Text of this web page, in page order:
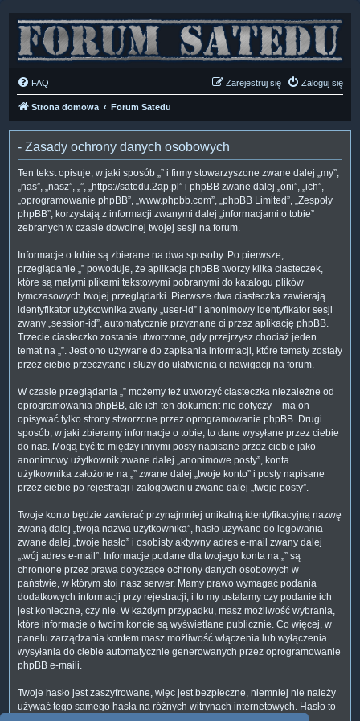
FAQ Zaloguj się
Zarejestruj się
Strona domowa Forum Satedu
- Zasady ochrony danych osobowych
Ten tekst opisuje, w jaki sposób „” i firmy stowarzyszone zwane dalej „my”,
„nas”, „nasz”, „”, „https://satedu.2ap.pl” i phpBB zwane dalej „oni”, „ich”,
„oprogramowanie phpBB”, „www.phpbb.com”, „phpBB Limited”, „Zespoły
phpBB”, korzystają z informacji zwanymi dalej „informacjami o tobie”
zebranych w czasie dowolnej twojej sesji na forum.
Informacje o tobie są zbierane na dwa sposoby. Po pierwsze,
przeglądanie „” powoduje, że aplikacja phpBB tworzy kilka ciasteczek,
które są małymi plikami tekstowymi pobranymi do katalogu plików
tymczasowych twojej przeglądarki. Pierwsze dwa ciasteczka zawierają
identyfikator użytkownika zwany „user-id” i anonimowy identyfikator sesji
zwany „session-id”, automatycznie przyznane ci przez aplikację phpBB.
Trzecie ciasteczko zostanie utworzone, gdy przejrzysz chociaż jeden
temat na „”. Jest ono używane do zapisania informacji, które tematy zostały
przez ciebie przeczytane i służy do ułatwienia ci nawigacji na forum.
W czasie przeglądania „” możemy też utworzyć ciasteczka niezależne od
oprogramowania phpBB, ale ich ten dokument nie dotyczy – ma on
opisywać tylko strony stworzone przez oprogramowanie phpBB. Drugi
sposób, w jaki zbieramy informacje o tobie, to dane wysyłane przez ciebie
do nas. Mogą być to między innymi posty napisane przez ciebie jako
anonimowy użytkownik zwane dalej „anonimowe posty”, konta
użytkownika założone na „” zwane dalej „twoje konto” i posty napisane
przez ciebie po rejestracji i zalogowaniu zwane dalej „twoje posty”.
Twoje konto będzie zawierać przynajmniej unikalną identyfikacyjną nazwę
zwaną dalej „twoja nazwa użytkownika”, hasło używane do logowania
zwane dalej „twoje hasło” i osobisty aktywny adres e-mail zwany dalej
„twój adres e-mail”. Informacje podane dla twojego konta na „” są
chronione przez prawa dotyczące ochrony danych osobowych w
państwie, w którym stoi nasz serwer. Mamy prawo wymagać podania
dodatkowych informacji przy rejestracji, i to my ustalamy czy podanie ich
jest konieczne, czy nie. W każdym przypadku, masz możliwość wybrania,
które informacje o twoim koncie są wyświetlane publicznie. Co więcej, w
panelu zarządzania kontem masz możliwość włączenia lub wyłączenia
wysyłania do ciebie automatycznie generowanych przez oprogramowanie
phpBB e-maili.
Twoje hasło jest zaszyfrowane, więc jest bezpieczne, niemniej nie należy
używać tego samego hasła na różnych witrynach internetowych. Hasło to